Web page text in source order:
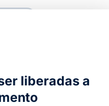
CURSOS COM
liberadas a